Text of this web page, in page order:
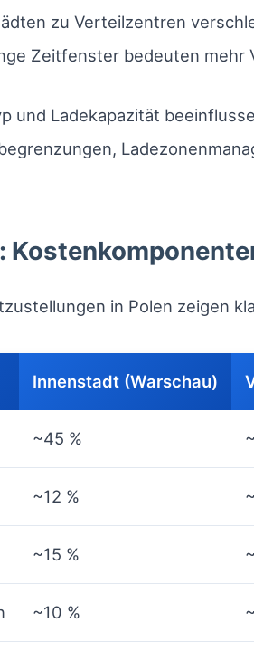
zu Verteilzentren
Zeitfenster bedeuten
und Ladekapazität
in Polen zeigen
Innenstadt (Warschau)
~45 %
~12 %
~15 %
~10 %